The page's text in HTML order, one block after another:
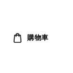
購物車